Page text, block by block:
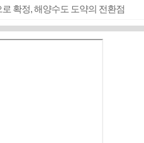
확정, 해양수도 도약의 전환점